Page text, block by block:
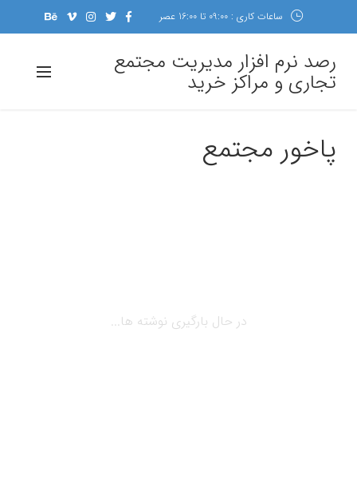
ساعات کاری : 09:00 تا 16:00 عصر
رصد نرم افزار مدیریت مجتمع
تجاری و مراکز خرید
پاخور مجتمع
در حال بارگیری نوشته ها...